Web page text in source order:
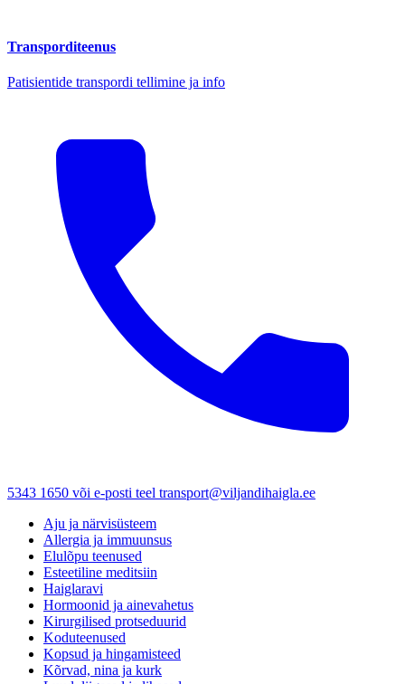
Transporditeenus
Patisientide transpordi tellimine ja info
5343 1650 või e-posti teel transport@viljandihaigla.ee
Aju ja närvisüsteem
Allergia ja immuunsus
Elulõpu teenused
Esteetiline meditsiin
Haiglaravi
Hormoonid ja ainevahetus
Kirurgilised protseduurid
Koduteenused
Kopsud ja hingamisteed
Kõrvad, nina ja kurk